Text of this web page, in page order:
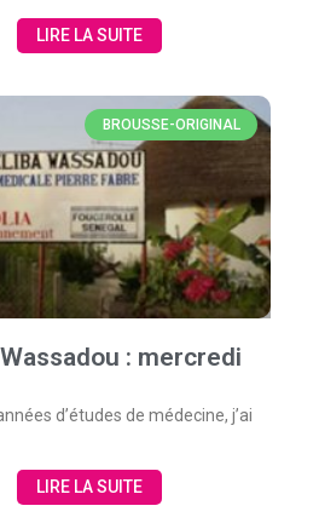
LIRE LA SUITE
BROUSSE-ORIGINAL
: mercredi
d’études de médecine, j’ai
LIRE LA SUITE